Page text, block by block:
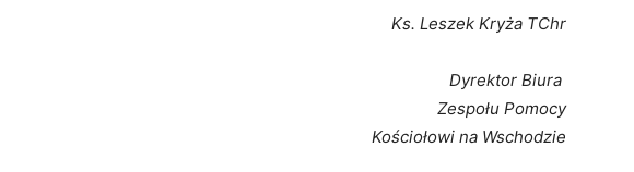
Ks. Leszek Kryża TChr
Dyrektor Biura
Zespołu Pomocy
Kościołowi na Wschodzie